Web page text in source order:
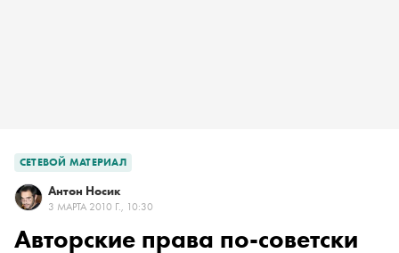
СЕТЕВОЙ МАТЕРИАЛ
Антон Носик
3 МАРТА 2010 Г., 10:30
Авторские права по-советски